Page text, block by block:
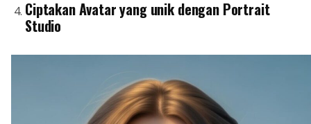
Ciptakan Avatar yang unik dengan Portrait
Studio